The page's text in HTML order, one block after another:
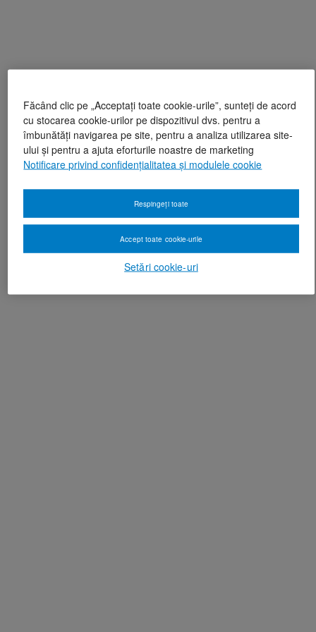
Făcând clic pe „Acceptați toate cookie-urile”, sunteți de acord
cu stocarea cookie-urilor pe dispozitivul dvs. pentru a
îmbunătăți navigarea pe site, pentru a analiza utilizarea site-
ului și pentru a ajuta eforturile noastre de marketing
Notificare privind confidențialitatea și modulele cookie
Setări cookie-uri
Respingeți toate
Accept toate cookie-urile